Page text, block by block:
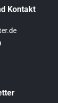
Kontakt